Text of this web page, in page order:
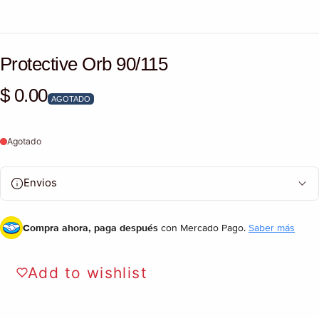
Protective Orb 90/115
Precio habitual
$ 0.00 AGOTADO
Agotado
Envios
Compra ahora, paga después con Mercado Pago. Saber más
Add to wishlist